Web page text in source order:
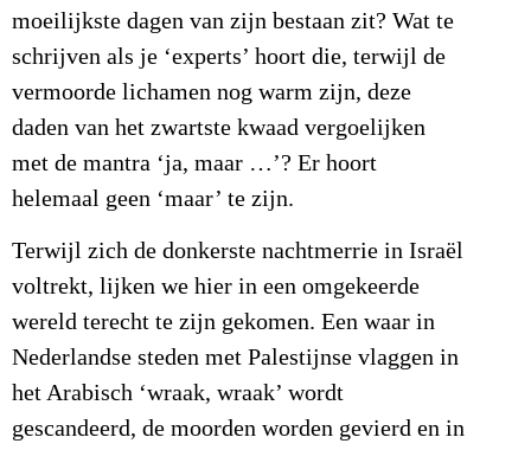
moeilijkste dagen van zijn bestaan zit? Wat te
schrijven als je ‘experts’ hoort die, terwijl de
vermoorde lichamen nog warm zijn, deze
daden van het zwartste kwaad vergoelijken
met de mantra ‘ja, maar …’? Er hoort
helemaal geen ‘maar’ te zijn.
Terwijl zich de donkerste nachtmerrie in Israël
voltrekt, lijken we hier in een omgekeerde
wereld terecht te zijn gekomen. Een waar in
Nederlandse steden met Palestijnse vlaggen in
het Arabisch ‘wraak, wraak’ wordt
gescandeerd, de moorden worden gevierd en in